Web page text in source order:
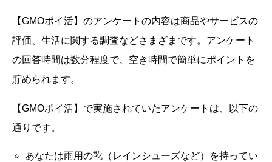
【GMOポイ活】のアンケートの内容は商品やサービスの
評価、生活に関する調査などさまざまです。アンケート
の回答時間は数分程度で、空き時間で簡単にポイントを
貯められます。
【GMOポイ活】で実施されていたアンケートは、以下の
通りです。
あなたは雨用の靴（レインシューズなど）を持ってい